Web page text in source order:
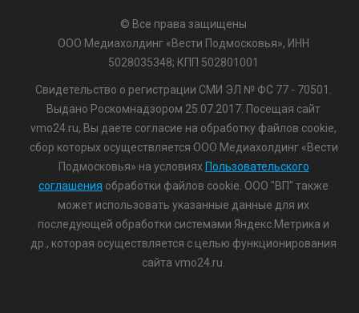
© Все права защищены
ООО Медиахолдинг «Вести Подмосковья», ИНН
5028035348; КПП 502801001
Свидетельство о регистрации СМИ ЭЛ № ФС 77 - 70501.
Выдано Роскомнадзором 25.07.2017. Посещая сайт
vmo24.ru, Вы даете согласие на обработку файлов cookie,
сбор которых осуществляется ООО Медиахолдинг «Вести
Подмосковья» на условиях Пользовательского
соглашения обработки файлов cookie. ООО "ВП" также
может использовать указанные данные для их
последующей обработки системами Яндекс.Метрика и
др., которая осуществляется с целью функционирования
сайта vmo24.ru.